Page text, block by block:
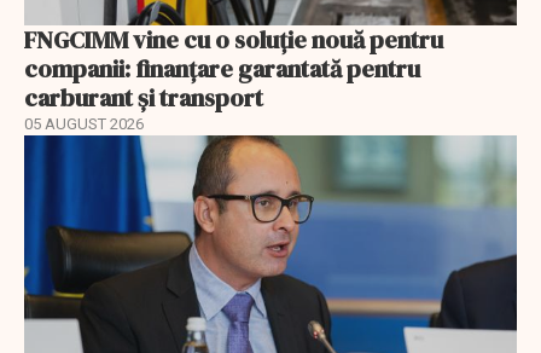
FNGCIMM vine cu o soluție nouă pentru
companii: finanțare garantată pentru
carburant și transport
05 AUGUST 2026